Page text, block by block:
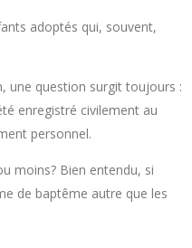
adoptés qui, souvent,
une question surgit toujours :
enregistré civilement au
personnel.
moins? Bien entendu, si
de baptême autre que les